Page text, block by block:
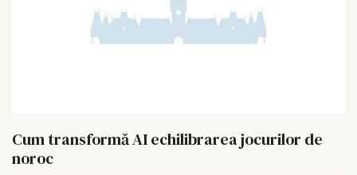
Cum transformă AI echilibrarea jocurilor de
noroc